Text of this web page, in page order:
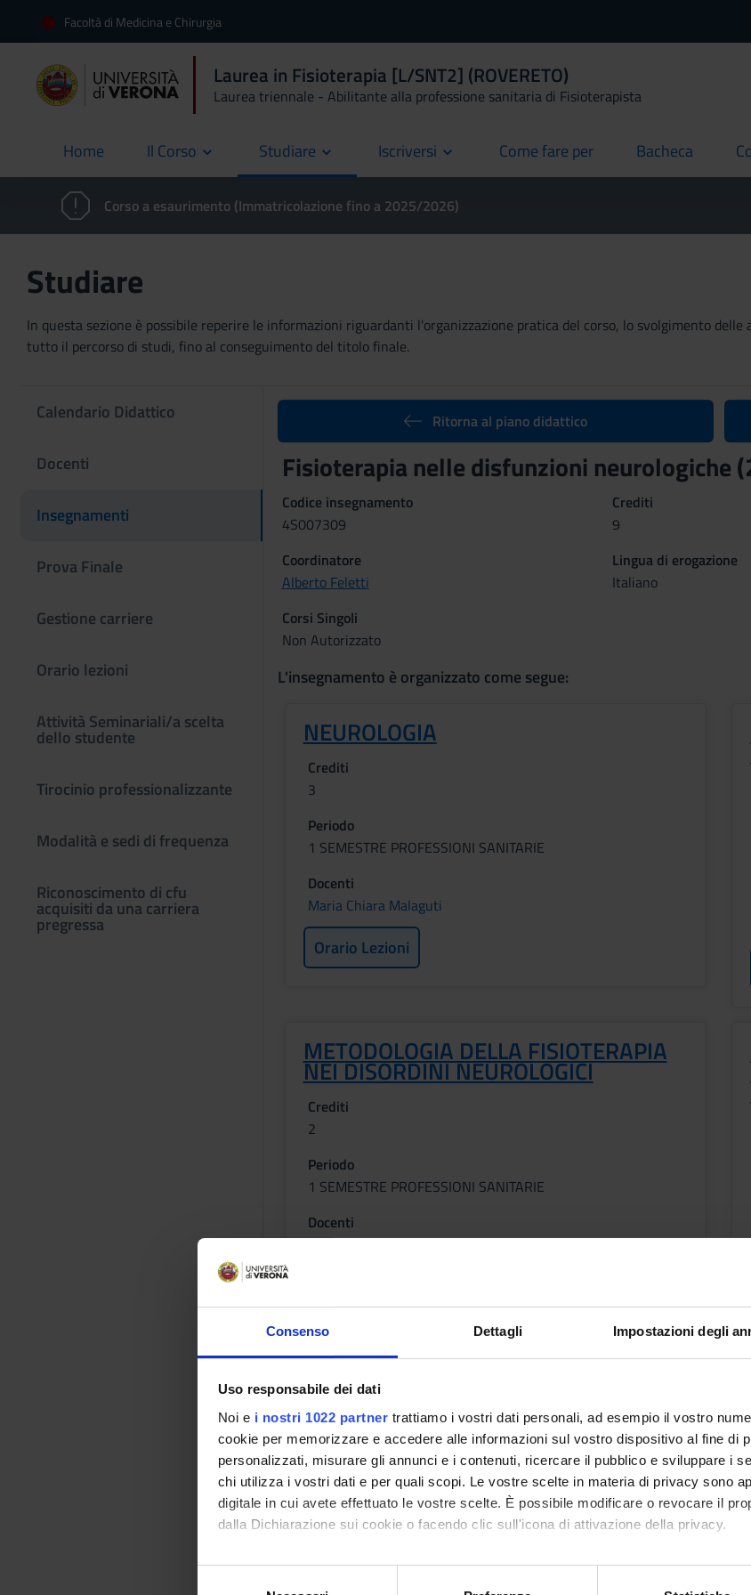
Consenso Dettagli Impostazioni degli
Uso responsabile dei dati
Noi e i nostri 1022 partner trattiamo i vostri dati personali, ad esempio il vostro
cookie per memorizzare e accedere alle informazioni sul vostro dispositivo al fine di
personalizzati, misurare gli annunci e i contenuti, ricercare il pubblico e sviluppare i
chi utilizza i vostri dati e per quali scopi. Le vostre scelte in materia di privacy sono
digitale in cui avete effettuato le vostre scelte. È possibile modificare o revocare il
dalla Dichiarazione sui cookie o facendo clic sull'icona di attivazione della privacy.
Con il tuo consenso, vorremmo anche:
raccogliere informazioni sulla tua posizione geografica, con
Facoltà di Medicina e Chirurgia
Laurea in Fisioterapia [L/SNT2] (ROVERETO)
Laurea triennale - Abilitante alla professione sanitaria di Fisioterapista
Home
current Il Corso Studiare Iscriversi Come fare per
current Bacheca
current
Corso a esaurimento (Immatricolazione fino a 2025/2026)
Studiare
In questa sezione è possibile reperire le informazioni riguardanti l'organizzazione pratica del corso, lo svolgimento
tutto il percorso di studi, fino al conseguimento del titolo finale.
Calendario Didattico
Docenti
Insegnamenti
Prova Finale
Gestione carriere
Orario lezioni
Attività Seminariali/a scelta
dello studente
Tirocinio professionalizzante
Modalità e sedi di frequenza
Riconoscimento di cfu
acquisiti da una carriera
pregressa
Ritorna al piano didattico
Fisioterapia nelle disfunzioni neurologiche
Codice insegnamento
4S007309
Crediti
9
Coordinatore
Alberto Feletti
Lingua di erogazione
Italiano
Corsi Singoli
Non Autorizzato
L'insegnamento è organizzato come segue:
NEUROLOGIA
Crediti
3
Periodo
1 SEMESTRE PROFESSIONI SANITARIE
Docenti
Maria Chiara Malaguti
Orario Lezioni
METODOLOGIA DELLA FISIOTERAPIA
NEI DISORDINI NEUROLOGICI
Crediti
2
Periodo
1 SEMESTRE PROFESSIONI SANITARIE
Docenti
Rosj Ciaghi
NEUROTRAUMATOLOGIA E
NEUROIMAGING
Crediti
1
Periodo
1 SEMESTRE PROFESSIONI SANITARIE
Docenti